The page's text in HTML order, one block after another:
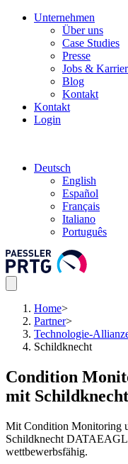
Unternehmen
Über uns
Case Studies
Presse
Jobs &
Blog
Kontakt
Kontakt
Login
Deutsch
English
Español
Français
Italiano
Português
Home>
Partner>
Technologie-
Schildknecht
Condition
mit
Mit Condition Monitoring
Schildknecht
wettbewerbsfähig.